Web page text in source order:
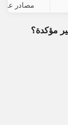
مصادر